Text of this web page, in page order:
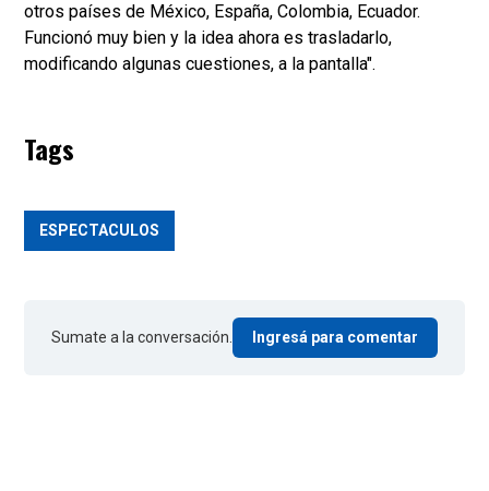
otros países de México, España, Colombia, Ecuador.
Funcionó muy bien y la idea ahora es trasladarlo,
modificando algunas cuestiones, a la pantalla".
Tags
ESPECTACULOS
Sumate a la conversación. Ingresá para comentar